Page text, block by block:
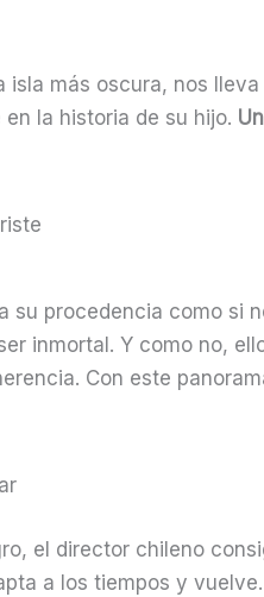
más oscura, nos
la historia de su hijo.
procedencia como si
inmortal. Y como no,
Con este
el director chileno
a los tiempos y